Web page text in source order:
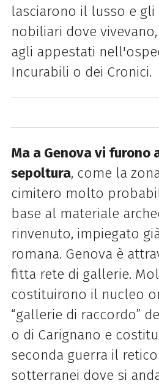
lasciarono il lusso e gli
nobiliari dove
agli appestati
Incurabili o dei Cronici.
Ma a Genova vi furono
sepoltura, come la
cimitero molto
base al materiale
rinvenuto, impiegato
romana. Genova è
fitta rete di gallerie.
costituirono il nucleo
“gallerie di raccordo”
o di Carignano e
seconda guerra il
sotterranei dove si